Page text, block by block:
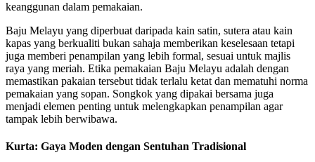
keanggunan dalam pemakaian.
Baju Melayu yang diperbuat daripada kain satin, sutera atau kain
kapas yang berkualiti bukan sahaja memberikan keselesaan tetapi
juga memberi penampilan yang lebih formal, sesuai untuk majlis
raya yang meriah. Etika pemakaian Baju Melayu adalah dengan
memastikan pakaian tersebut tidak terlalu ketat dan mematuhi norma
pemakaian yang sopan. Songkok yang dipakai bersama juga
menjadi elemen penting untuk melengkapkan penampilan agar
tampak lebih berwibawa.
Kurta: Gaya Moden dengan Sentuhan Tradisional